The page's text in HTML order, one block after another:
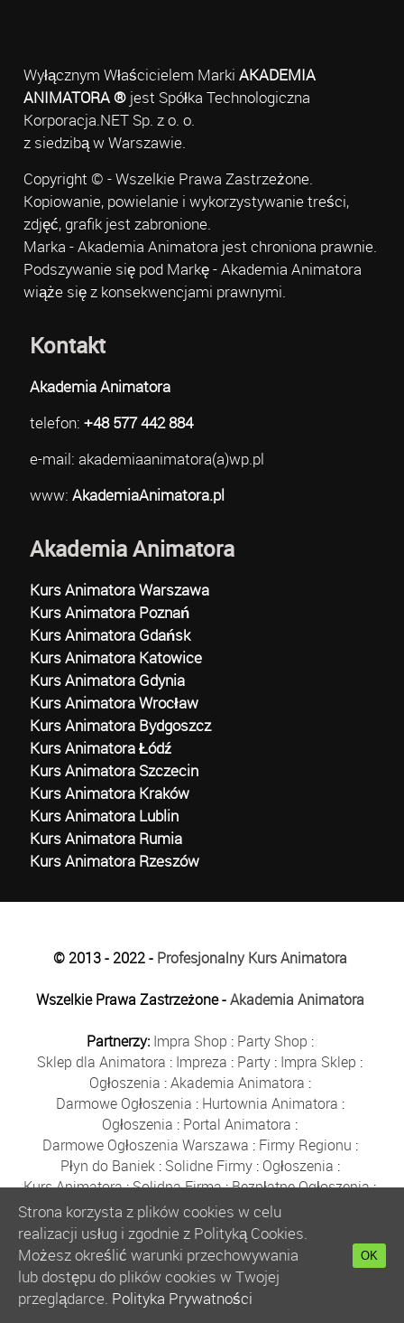
Wyłącznym Właścicielem Marki AKADEMIA
ANIMATORA ®jest Spółka Technologiczna
Korporacja.NET Sp. z o. o.
z siedzibą w Warszawie.
Copyright © - Wszelkie Prawa Zastrzeżone.
Kopiowanie, powielanie i wykorzystywanie treści,
zdjęć, grafik jest zabronione.
Marka - Akademia Animatora jest chroniona prawnie.
Podszywanie się pod Markę - Akademia Animatora
wiąże się z konsekwencjami prawnymi.
Kontakt
Akademia Animatora
telefon: +48 577 442 884
e-mail: akademiaanimatora(a)wp.pl
www: AkademiaAnimatora.pl
Akademia Animatora
Kurs Animatora Warszawa
Kurs Animatora Poznań
Kurs Animatora Gdańsk
Kurs Animatora Katowice
Kurs Animatora Gdynia
Kurs Animatora Wrocław
Kurs Animatora Bydgoszcz
Kurs Animatora Łódź
Kurs Animatora Szczecin
Kurs Animatora Kraków
Kurs Animatora Lublin
Kurs Animatora Rumia
Kurs Animatora Rzeszów
© 2013 - 2022 - Profesjonalny Kurs Animatora
Wszelkie Prawa Zastrzeżone -Akademia Animatora
Partnerzy: Impra Shop : Party Shop :
Sklep dla Animatora : Impreza : Party : Impra Sklep :
Ogłoszenia :Akademia Animatora :
Darmowe Ogłoszenia : Hurtownia Animatora :
Ogłoszenia : Portal Animatora :
Darmowe Ogłoszenia Warszawa : Firmy Regionu :
Płyn do Baniek: Solidne Firmy: Ogłoszenia :
Kurs Animatora:Solidna Firma:Bezpłatne Ogłoszenia:
Animator Czasu Wolnego:
Bezpłatne Ogłoszenia Warszawa:sklep animatora
Bańki Mydlane:Bezpłatne Ogłoszenia
Szkolenie Animatorów:Kurs Animatora
:
Kurs Animatora Warszawa :Rumia
Kurs Animatora Poznań:
Strona korzysta z plików cookies w celu
realizacji usług i zgodnie z Polityką Cookies.
Możesz określić warunki przechowywania
lub dostępu do plików cookies w Twojej
przeglądarce. Polityka Prywatności
OK